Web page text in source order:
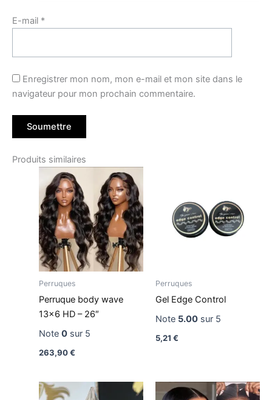
E-mail *
Enregistrer mon nom, mon e-mail et mon site dans le
navigateur pour mon prochain commentaire.
Produits similaires
Perruques
Perruque body wave
13×6 HD – 26″
Note 0sur 5
263,90€
Perruques
Gel Edge Control
Note 5.00sur 5
5,21 €